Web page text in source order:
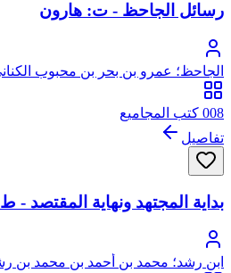
رسائل الجاحظ - ت: هارون
الجاحظ؛ عمرو بن بحر بن محبوب الكناني
008 كتب المجاميع
تفاصيل
بداية المجتهد ونهاية
ابن رشد؛ محمد بن أحمد بن محمد بن رشد